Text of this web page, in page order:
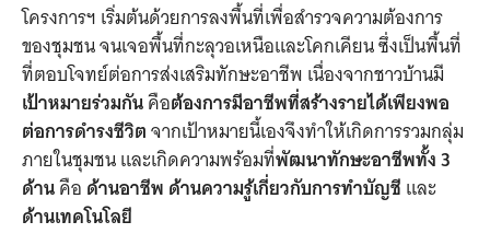
โครงการฯ เริ่มต้นด้วยการลงพื้นที่เพื่อสำรวจความต้องการ
ของชุมชน จนเจอพื้นที่กะลุวอเหนือและโคกเคียน ซึ่งเป็นพื้นที่
ที่ตอบโจทย์ต่อการส่งเสริมทักษะอาชีพ เนื่องจากชาวบ้านมี
เป้าหมายร่วมกันคือต้องการมีอาชีพที่สร้างรายได้เพียงพอ
ต่อการดำรงชีวิตจากเป้าหมายนี้เองจึงทำให้เกิดการรวมกลุ่ม
ภายในชุมชน และเกิดความพร้อมที่พัฒนาทักษะอาชีพทั้ง 3
ด้านคือ ด้านอาชีพ ด้านความรู้เกี่ยวกับการทำบัญชี และ
ด้านเทคโนโลยี